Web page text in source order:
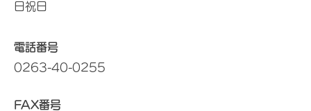
日祝日
電話番号
0263-40-0255
FAX番号